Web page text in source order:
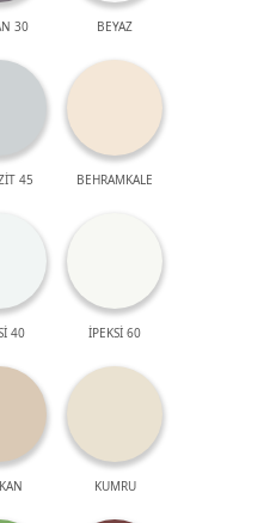
30 BEYAZ
45 BEHRAMKALE
40 İPEKSİ 60
KUMRU